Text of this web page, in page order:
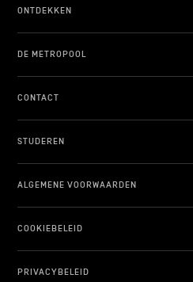
ONTDEKKEN
DE METROPOOL
CONTACT
STUDEREN
ALGEMENE VOORWAARDEN
COOKIEBELEID
PRIVACYBELEID